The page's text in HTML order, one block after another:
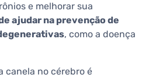
e melhorar sua
ajudar na prevenção de
, como a doença
canela no cérebro é